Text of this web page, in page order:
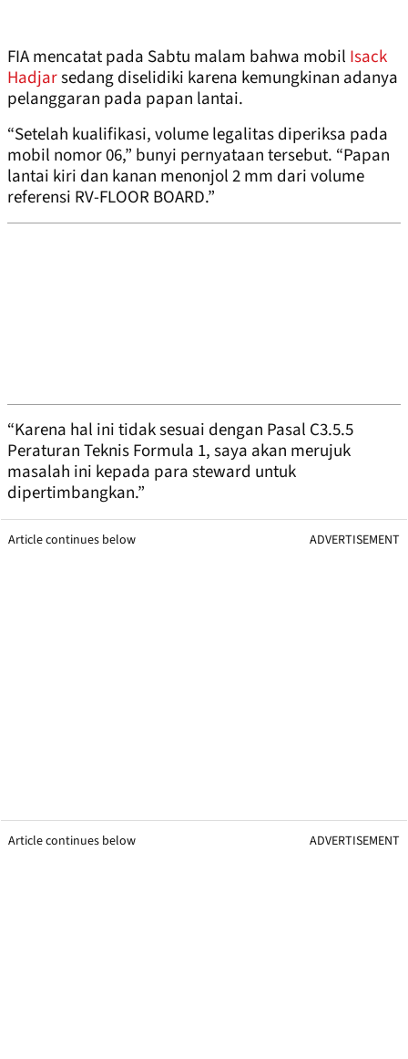
FIA mencatat pada Sabtu malam bahwa mobil Isack
Hadjarsedang diselidiki karena kemungkinan adanya
pelanggaran pada papan lantai.
“Setelah kualifikasi, volume legalitas diperiksa pada
mobil nomor 06,” bunyi pernyataan tersebut. “Papan
lantai kiri dan kanan menonjol 2 mm dari volume
referensi RV-FLOOR BOARD.”
“Karena hal ini tidak sesuai dengan Pasal C3.5.5
Peraturan Teknis Formula 1, saya akan merujuk
masalah ini kepada para steward untuk
dipertimbangkan.”
Article continues below ADVERTISEMENT
Article continues below ADVERTISEMENT